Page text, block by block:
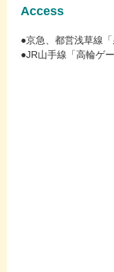
Access
●京急、都営浅草線
●JR山手線「高輪ゲ